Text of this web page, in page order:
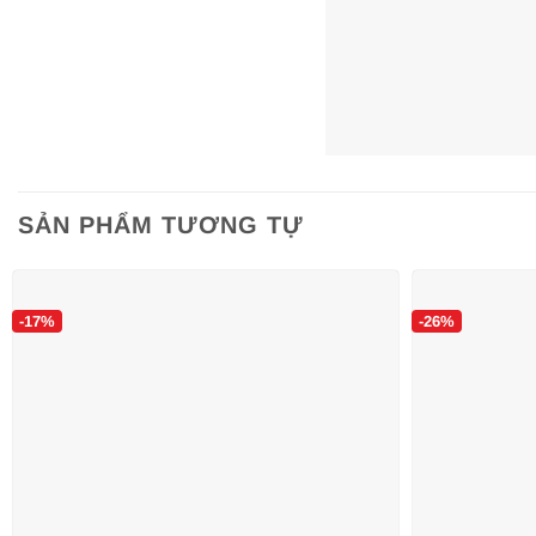
SẢN PHẨM TƯƠNG TỰ
-17% -26%